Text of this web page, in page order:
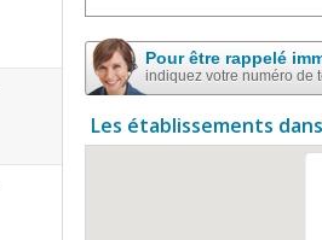
Pour être rappelé
indiquez votre numéro de
Les établissements